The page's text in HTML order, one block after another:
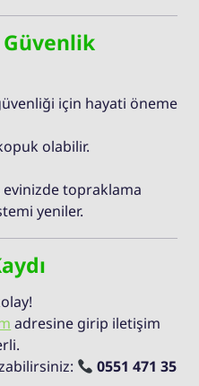
için hayati öneme
olabilir.
evinizde topraklama
yeniler.
adresine girip iletişim
0551 471 35